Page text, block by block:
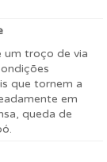
um troço de via
que tornem a
em
queda de